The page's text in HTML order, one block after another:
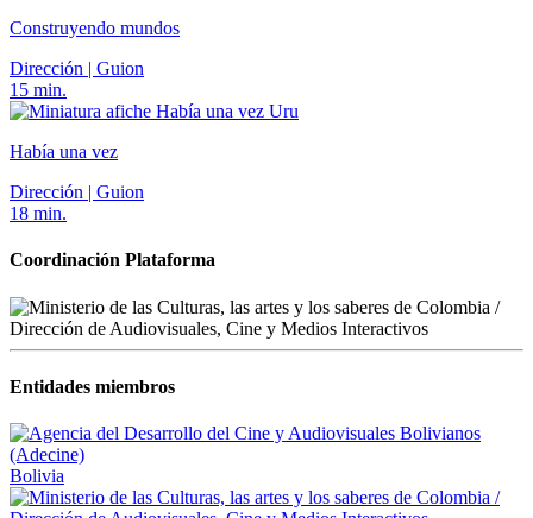
Construyendo mundos
Dirección | Guion
15 min.
Uru
Había una vez
Dirección | Guion
18 min.
Coordinación Plataforma
Entidades miembros
Bolivia